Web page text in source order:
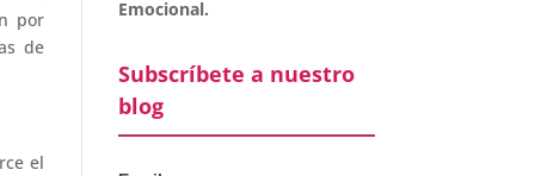
por
de
el
Emocional.
Subscríbete a nuestro
blog